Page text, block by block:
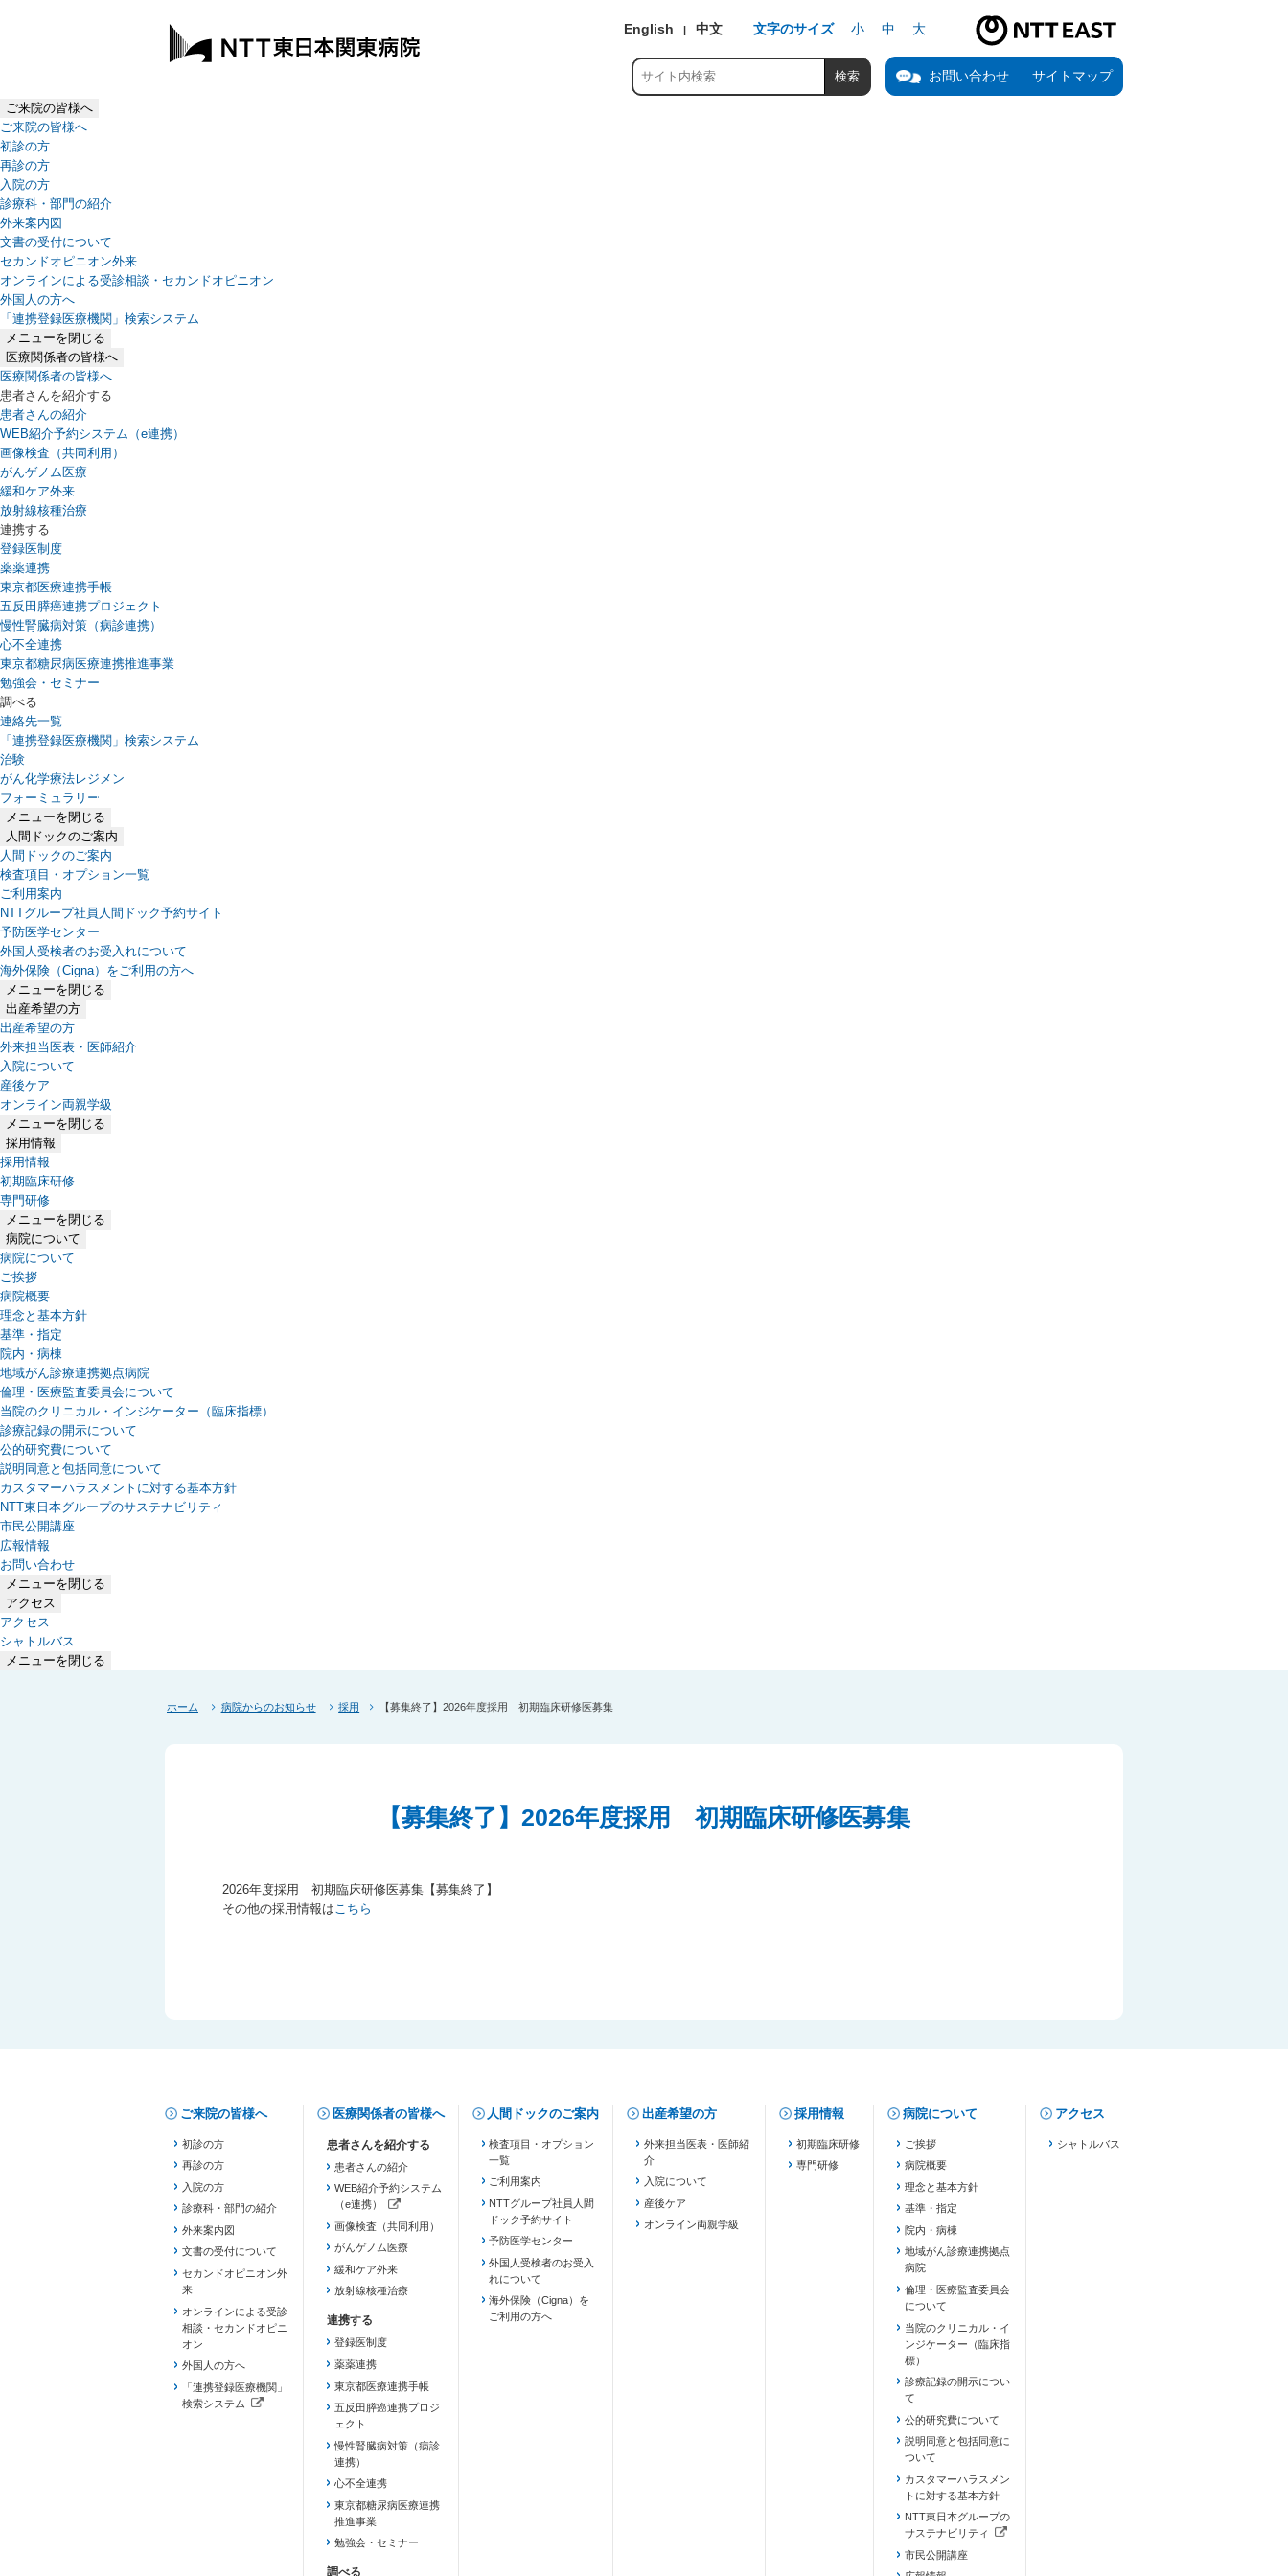
English 中文 文字のサイズ 小 中 大
NTT東日本公式サイト（新しいタブで開きます）
お問い合わせ サイトマップ
ご来院の皆様へ
ご来院の皆様へ
初診の方
再診の方
入院の方
診療科・部門の紹介
外来案内図
文書の受付について
セカンドオピニオン外来
オンラインによる受診相談・セカンドオピニオン
外国人の方へ
「連携登録医療機関」検索システム
（新しいタブで開きます）
メニューを閉じる
医療関係者の皆様へ
医療関係者の皆様へ
患者さんを紹介する
患者さんの紹介
WEB紹介予約システム（e連携）
（新しいタブで開きます）
画像検査（共同利用）
がんゲノム医療
緩和ケア外来
放射線核種治療
連携する
登録医制度
薬薬連携
東京都医療連携手帳
五反田膵癌連携プロジェクト
慢性腎臓病対策（病診連携）
心不全連携
東京都糖尿病医療連携推進事業
勉強会・セミナー
調べる
連絡先一覧
「連携登録医療機関」検索システム
（新しいタブで開きます）
治験
がん化学療法レジメン
フォーミュラリー
（PDFファイル、新しいタブで開きます）
メニューを閉じる
人間ドックのご案内
人間ドックのご案内
検査項目・オプション一覧
ご利用案内
NTTグループ社員人間ドック予約サイト
予防医学センター
外国人受検者のお受入れについて
海外保険（Cigna）をご利用の方へ
メニューを閉じる
出産希望の方
出産希望の方
外来担当医表・医師紹介
入院について
産後ケア
オンライン両親学級
メニューを閉じる
採用情報
採用情報
初期臨床研修
専門研修
メニューを閉じる
病院について
病院について
ご挨拶
病院概要
理念と基本方針
基準・指定
院内・病棟
地域がん診療連携拠点病院
倫理・医療監査委員会について
当院のクリニカル・インジケーター（臨床指標）
診療記録の開示について
公的研究費について
説明同意と包括同意について
カスタマーハラスメントに対する基本方針
NTT東日本グループのサステナビリティ
（新しいタブで開きます）
市民公開講座
広報情報
お問い合わせ
メニューを閉じる
アクセス
アクセス
シャトルバス
メニューを閉じる
ホーム 病院からのお知らせ 採用 【募集終了】2026年度採用 初期臨床研修医募集
【募集終了】2026年度採用 初期臨床研修医募集
2026年度採用 初期臨床研修医募集【募集終了】
その他の採用情報は こちら
ご来院の皆様へ
初診の方
再診の方
入院の方
診療科・部門の紹介
外来案内図
文書の受付について
セカンドオピニオン外
来
オンラインによる受診
相談・セカンドオピニ
オン
外国人の方へ
「連携登録医療機関」
検索システム
医療関係者の皆様へ
患者さんの紹介
WEB紹介予約システム
（e連携）
（新しいタブで開きます）
画像検査（共同利用）
がんゲノム医療
緩和ケア外来
放射線核種治療
登録医制度
薬薬連携
東京都医療連携手帳
五反田膵癌連携プロジ
ェクト
慢性腎臓病対策（病診
連携）
心不全連携
東京都糖尿病医療連携
推進事業
勉強会・セミナー
人間ドックのご案内
検査項目・オプション
一覧
ご利用案内
NTTグループ社員人間
ドック予約サイト
予防医学センター
外国人受検者のお受入
れについて
海外保険（Cigna）を
ご利用の方へ
出産希望の方
外来担当医表・医師紹
介
入院について
産後ケア
オンライン両親学級
採用情報
初期臨床研修
専門研修
病院について
ご挨拶
病院概要
理念と基本方針
基準・指定
院内・病棟
地域がん診療連携拠点
病院
倫理・医療監査委員会
について
当院のクリニカル・イ
ンジケーター（臨床指
標）
診療記録の開示につい
て
公的研究費について
説明同意と包括同意に
ついて
カスタマーハラスメン
トに対する基本方針
NTT東日本グループの
サステナビリティ
（新しいタブで開きます）
市民公開講座
アクセス
シャトルバス